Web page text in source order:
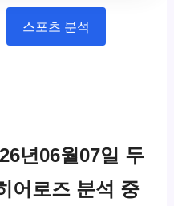
스포츠 분석
년06월07일 두
어로즈 분석 중